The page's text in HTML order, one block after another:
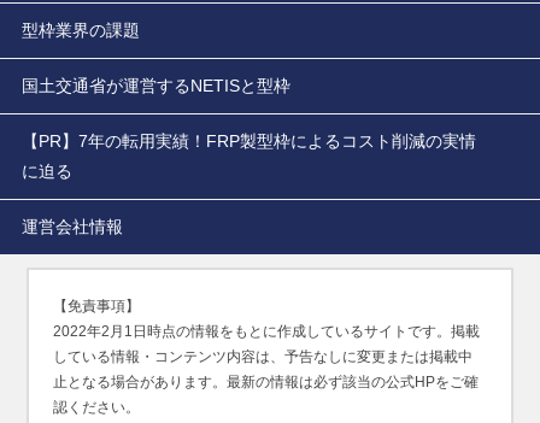
型枠業界の課題
国土交通省が運営するNETISと型枠
【PR】7年の転用実績！FRP製型枠によるコスト削減の実情
に迫る
運営会社情報
【免責事項】
2022年2月1日時点の情報をもとに作成しているサイトです。掲載
している情報・コンテンツ内容は、予告なしに変更または掲載中
止となる場合があります。最新の情報は必ず該当の公式HPをご確
認ください。